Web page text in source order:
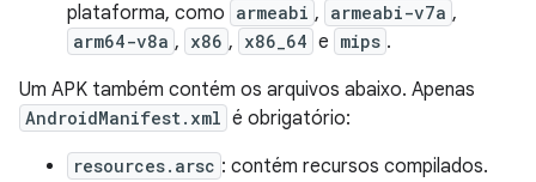
plataforma, como armeabi , armeabi-v7a ,
arm64-v8a , x86 , x86_64 e mips .
Um APK também contém os arquivos abaixo. Apenas
AndroidManifest.xml é obrigatório:
resources.arsc : contém recursos compilados.